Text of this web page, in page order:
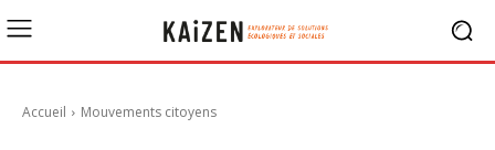
Accueil Mouvements citoyens